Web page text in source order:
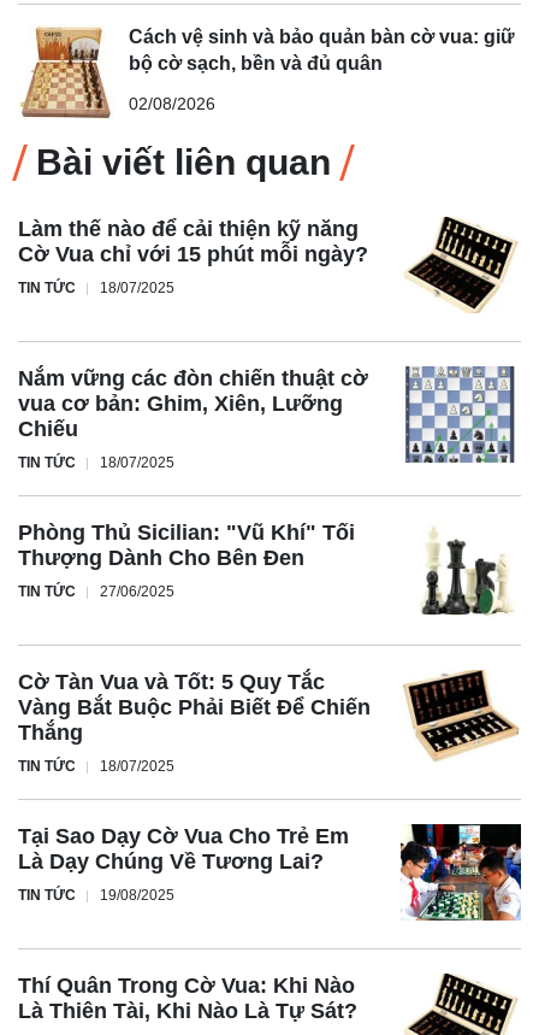
Cách vệ sinh và bảo quản bàn cờ vua: giữ
bộ cờ sạch, bền và đủ quân
02/08/2026
Bài viết liên quan
Làm thế nào để cải thiện kỹ năng
Cờ Vua chỉ với 15 phút mỗi ngày?
TIN TỨC 18/07/2025
Nắm vững các đòn chiến thuật cờ
vua cơ bản: Ghim, Xiên, Lưỡng
Chiếu
TIN TỨC 18/07/2025
Phòng Thủ Sicilian: "Vũ Khí" Tối
Thượng Dành Cho Bên Đen
TIN TỨC 27/06/2025
Cờ Tàn Vua và Tốt: 5 Quy Tắc
Vàng Bắt Buộc Phải Biết Để Chiến
Thắng
TIN TỨC 18/07/2025
Tại Sao Dạy Cờ Vua Cho Trẻ Em
Là Dạy Chúng Về Tương Lai?
TIN TỨC 19/08/2025
Thí Quân Trong Cờ Vua: Khi Nào
Là Thiên Tài, Khi Nào Là Tự Sát?